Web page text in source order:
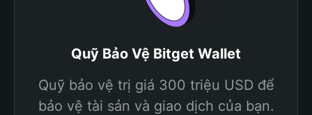
Quỹ Bảo Vệ Bitget Wallet
Quỹ bảo vệ trị giá 300 triệu USD để
bảo vệ tài sản và giao dịch của bạn.